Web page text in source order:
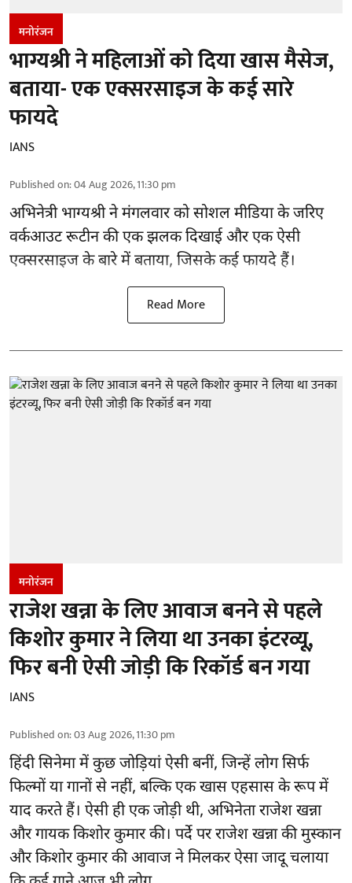
मनोरंजन
भाग्यश्री ने महिलाओं को दिया खास मैसेज,
बताया- एक एक्सरसाइज के कई सारे
फायदे
IANS
Published on:04 Aug 2026, 11:30 pm
अभिनेत्री भाग्यश्री ने मंगलवार को सोशल मीडिया के जरिए
वर्कआउट रूटीन की एक झलक दिखाई और एक ऐसी
एक्सरसाइज के बारे में बताया, जिसके कई फायदे हैं।
Read More
मनोरंजन
राजेश खन्ना के लिए आवाज बनने से पहले
किशोर कुमार ने लिया था उनका इंटरव्यू,
फिर बनी ऐसी जोड़ी कि रिकॉर्ड बन गया
IANS
Published on:03 Aug 2026, 11:30 pm
हिंदी सिनेमा में कुछ जोड़ियां ऐसी बनीं, जिन्हें लोग सिर्फ
फिल्मों या गानों से नहीं, बल्कि एक खास एहसास के रूप में
याद करते हैं। ऐसी ही एक जोड़ी थी, अभिनेता राजेश खन्ना
और गायक किशोर कुमार की। पर्दे पर राजेश खन्ना की मुस्कान
और किशोर कुमार कीआवाजने मिलकर ऐसा जादू चलाया